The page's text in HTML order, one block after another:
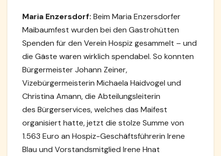
Maria Enzersdorf: Beim Maria Enzersdorfer
Maibaumfest wurden bei den Gastrohütten
Spenden für den Verein Hospiz gesammelt – und
die Gäste waren wirklich spendabel. So konnten
Bürgermeister Johann Zeiner,
Vizebürgermeisterin Michaela Haidvogel und
Christina Amann, die Abteilungsleiterin
des Bürgerservices, welches das Maifest
organisiert hatte, jetzt die stolze Summe von
1.563 Euro an Hospiz-Geschäftsführerin Irene
Blau und Vorstandsmitglied Irene Hnat